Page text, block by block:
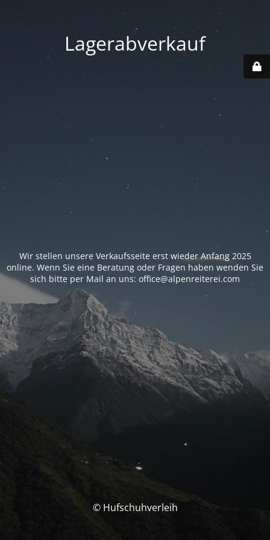
Lagerabverkauf
Wir stellen unsere Verkaufsseite erst wieder Anfang 2025
online. Wenn Sie eine Beratung oder Fragen haben wenden Sie
sich bitte per Mail an uns: office@alpenreiterei.com
© Hufschuhverleih